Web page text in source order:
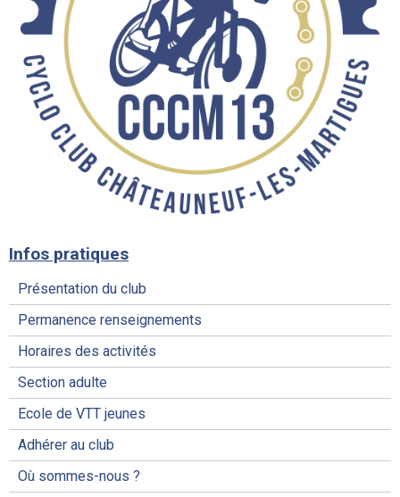
Infos pratiques
Présentation du club
Permanence renseignements
Horaires des activités
Section adulte
Ecole de VTT jeunes
Adhérer au club
Où sommes-nous ?